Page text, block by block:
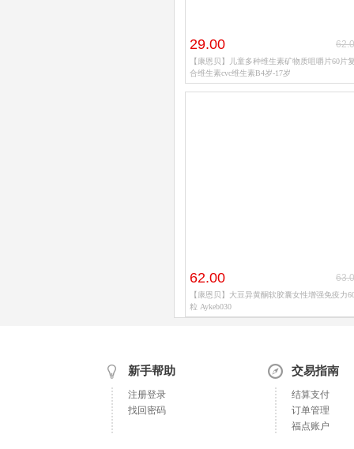
29.00
【康恩贝】儿童多种维生素矿物质咀嚼片60片
合维生素cvc维生素B4岁-17岁
62.00
【康恩贝】大豆异黄酮软胶囊女性增强免疫力
粒 Aykeb030
新手帮助
注册登录
找回密码
交易指南
结算支付
订单管理
福点账户